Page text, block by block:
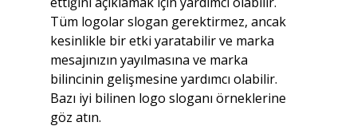
Tüm logolar slogan gerektirmez, ancak
kesinlikle bir etki yaratabilir ve marka
mesajınızın yayılmasına ve marka
bilincinin gelişmesine yardımcı olabilir.
Bazı iyi bilinen logo sloganı örneklerine
göz atın.